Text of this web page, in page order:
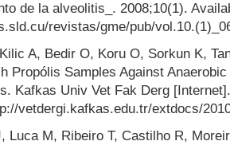
de la alveolitis_. 2008;10(1).
revistas/gme/pub/
A, Bedir O, Koru O, Sorkun K,
Propólis Samples Against
Kafkas Univ Vet Fak Derg
vetdergi.kafkas.edu.tr/extdocs/
Luca M, Ribeiro T, Castilho R,